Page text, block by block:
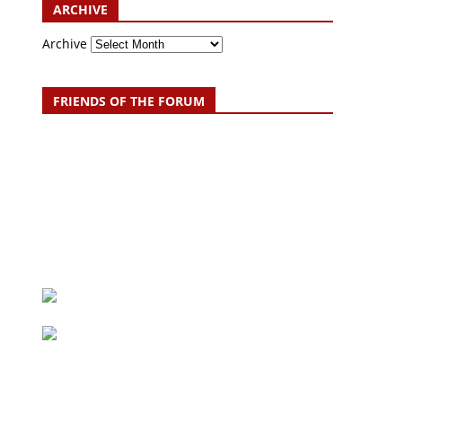
ARCHIVE
Archive
FRIENDS OF THE FORUM